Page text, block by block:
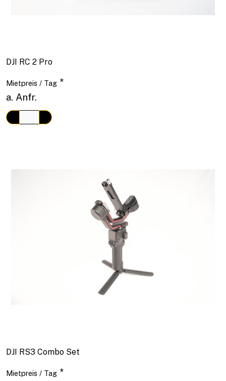
DJI RC 2 Pro
Mietpreis / Tag *
a. Anfr.
DJI RS3 Combo Set
Mietpreis / Tag *